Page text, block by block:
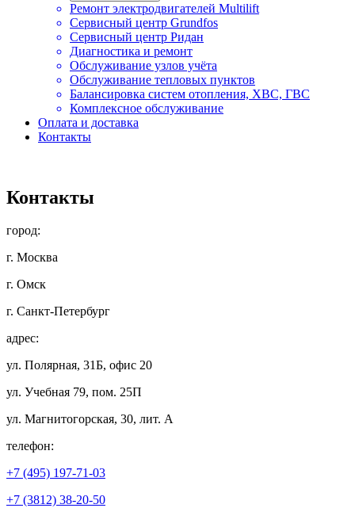
Ремонт электродвигателей Multilift
Сервисный центр Grundfos
Сервисный центр Ридан
Диагностика и ремонт
Обслуживание узлов учёта
Обслуживание тепловых пунктов
Балансировка систем отопления, ХВС, ГВС
Комплексное обслуживание
Оплата и доставка
Контакты
Контакты
город:
г. Москва
г. Омск
г. Санкт-Петербург
адрес:
ул. Полярная, 31Б, офис 20
ул. Учебная 79, пом. 25П
ул. Магнитогорская, 30, лит. А
телефон:
+7 (495) 197-71-03
+7 (3812) 38-20-50